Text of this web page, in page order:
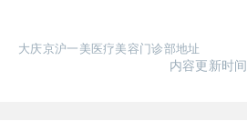
大庆京沪一美医疗美容门诊部地址
内容更新时